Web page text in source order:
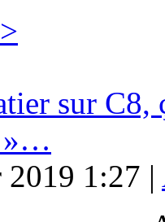
sur C8,
»…
1:27 |